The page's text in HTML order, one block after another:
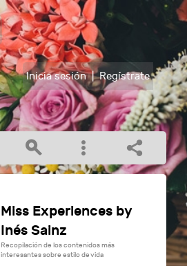
Inicia sesión | Regístrate
Miss Experiences by
Inés Sainz
Recopilación de los contenidos más
interesantes sobre estilo de vida